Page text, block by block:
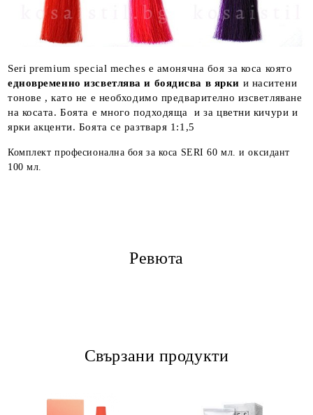
Seri premium special meches е амонячна боя за коса която
едновременно изсветлява и боядисва в ярки и наситени
тонове , като не е необходимо предварително изсветляване
на косата. Боята е много подходяща и за цветни кичури и
ярки акценти. Боята се разтваря 1:1,5
Комплект професионална боя за коса SERI 60 мл. и оксидант
100 мл.
Ревюта
Свързани продукти